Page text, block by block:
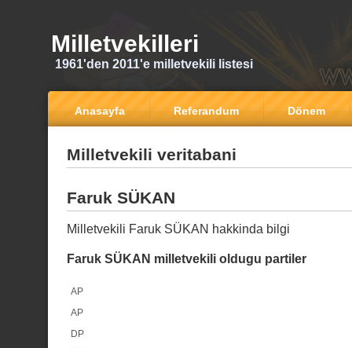
Milletvekilleri
1961'den 2011'e milletvekili listesi
Anasayfa Referandum Dönem
Milletvekili veritabani
Faruk SÜKAN
Milletvekili Faruk SÜKAN hakkinda bilgi
Faruk SÜKAN milletvekili oldugu partiler
AP
AP
DP